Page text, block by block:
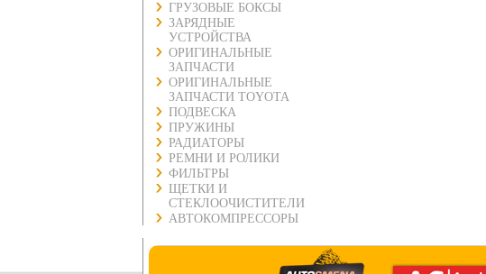
ГРУЗОВЫЕ БОКСЫ
ЗАРЯДНЫЕ
УСТРОЙСТВА
ОРИГИНАЛЬНЫЕ
ЗАПЧАСТИ
ОРИГИНАЛЬНЫЕ
ЗАПЧАСТИ TOYOTA
ПОДВЕСКА
ПРУЖИНЫ
РАДИАТОРЫ
РЕМНИ И РОЛИКИ
ФИЛЬТРЫ
ЩЕТКИ И
СТЕКЛООЧИСТИТЕЛИ
АВТОКОМПРЕССОРЫ